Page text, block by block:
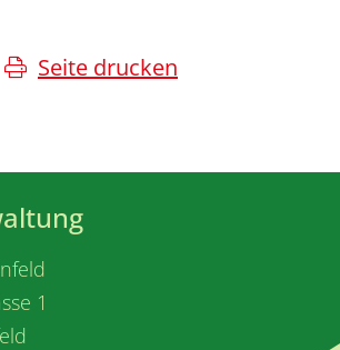
Seite drucken
1